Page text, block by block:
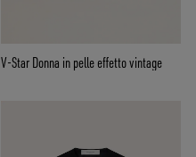
V-Star Donna in pelle effetto vintage